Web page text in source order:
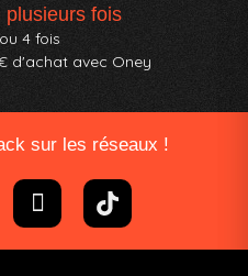
DES COUDIÈRES
OU RIGIDE
une
protection maximale
pour le skatepark et le
et flexibles, parfaites pourle
plusieurs fois
4 fois
d'achat avec Oney​
sur les réseaux !